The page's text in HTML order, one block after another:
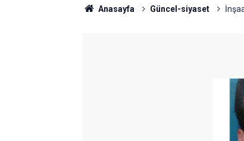
Anasayfa Güncel-siyaset